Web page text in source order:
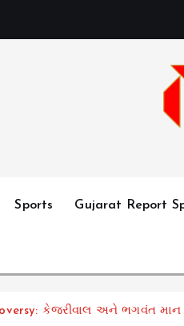
Sports Gujarat Report
કેજરીવાલ અને ભગવંત માન